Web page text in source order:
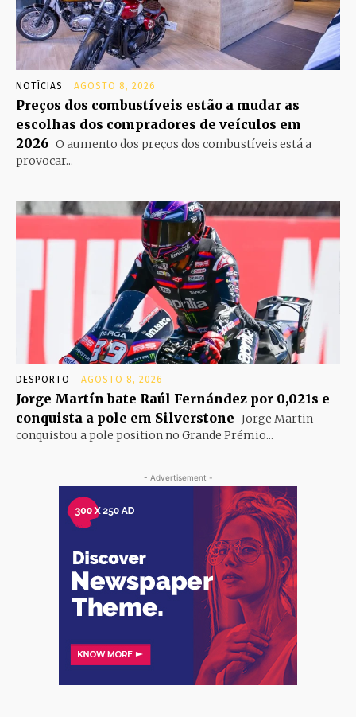
NOTÍCIAS AGOSTO 8, 2026
Preços dos combustíveis estão a mudar as
escolhas dos compradores de veículos em
2026 O aumento dos preços dos combustíveis está a
provocar...
DESPORTO AGOSTO 8, 2026
Jorge Martín bate Raúl Fernández por 0,021s e
conquista a pole em Silverstone Jorge Martin
conquistou a pole position no Grande Prémio...
- Advertisement -